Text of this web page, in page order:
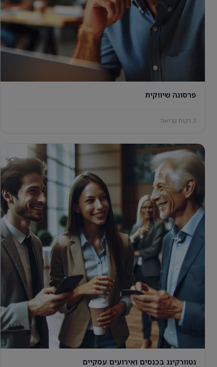
פרסונה שיווקית
3 דקות קריאה
נטוורקינג בכנסים ואירועים עסקיים